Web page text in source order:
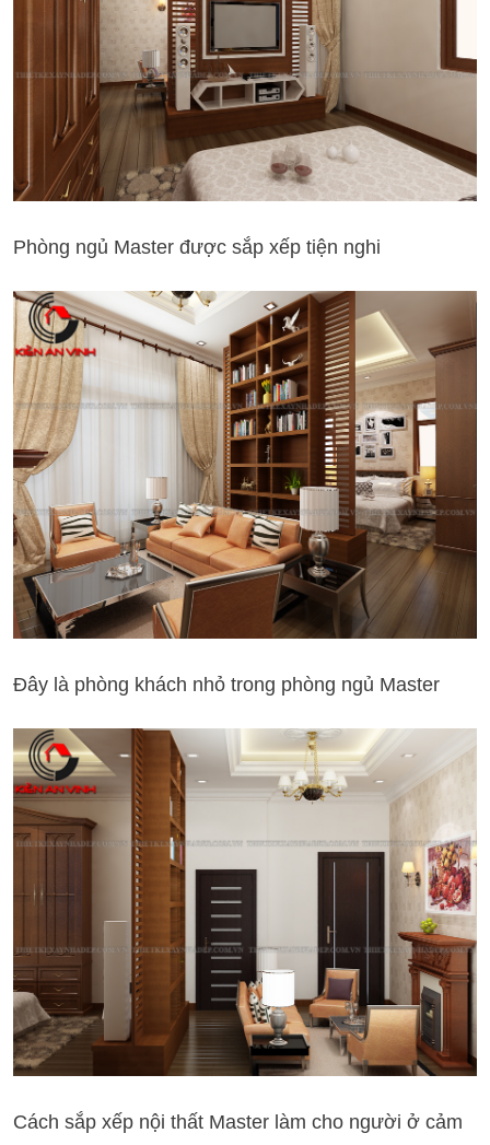
Phòng ngủ Master được sắp xếp tiện nghi
Đây là phòng khách nhỏ trong phòng ngủ Master
Cách sắp xếp nội thất Master làm cho người ở cảm